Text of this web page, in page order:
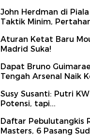
John Herdman di Piala
Taktik Minim,
Aturan Ketat Baru
Madrid Suka!
Dapat Bruno
Tengah Arsenal Naik
Susy Susanti: Putri
Potensi, tapi...
Daftar Pebulutangkis
Masters, 6 Pasang